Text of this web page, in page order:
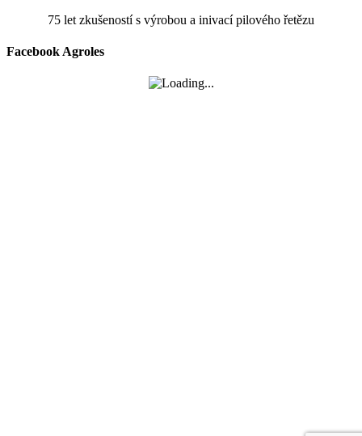
75 let zkušeností s výrobou a inivací pilového řetězu
Facebook Agroles